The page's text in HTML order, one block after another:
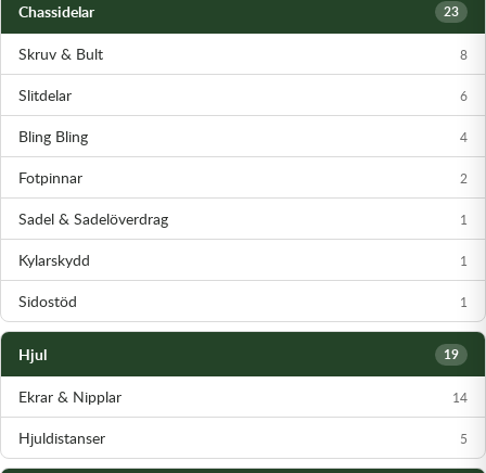
Chassidelar 23
Skruv & Bult 8
Slitdelar 6
Bling Bling 4
Fotpinnar 2
Sadel & Sadelöverdrag 1
Kylarskydd 1
Sidostöd 1
Hjul 19
Ekrar & Nipplar 14
Hjuldistanser 5